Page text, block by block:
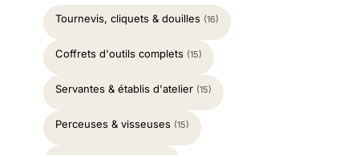
Tournevis, cliquets & douilles (16)
Coffrets d'outils complets (15)
Servantes & établis d'atelier (15)
Perceuses & visseuses (15)